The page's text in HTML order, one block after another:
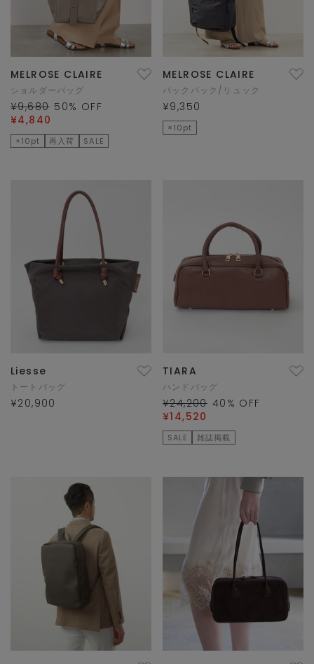
MELROSE CLAIRE
ショルダーバッグ
¥9,680 50% OFF
¥4,840
×10pt 再入荷 SALE
MELROSE CLAIRE
バックパック/リュック
¥9,350
×10pt
Liesse
トートバッグ
¥20,900
TIARA
ハンドバッグ
¥24,200 40 % OFF
¥14,520
SALE 雑誌掲載